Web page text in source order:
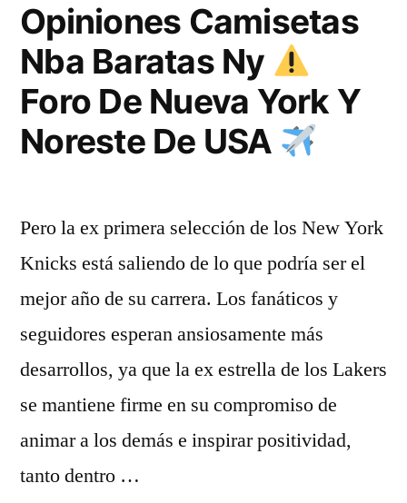
Opiniones Camisetas
Nba Baratas Ny
Foro De Nueva York Y
Noreste De USA
Pero la ex primera selección de los New York
Knicks está saliendo de lo que podría ser el
mejor año de su carrera. Los fanáticos y
seguidores esperan ansiosamente más
desarrollos, ya que la ex estrella de los Lakers
se mantiene firme en su compromiso de
animar a los demás e inspirar positividad,
tanto dentro …